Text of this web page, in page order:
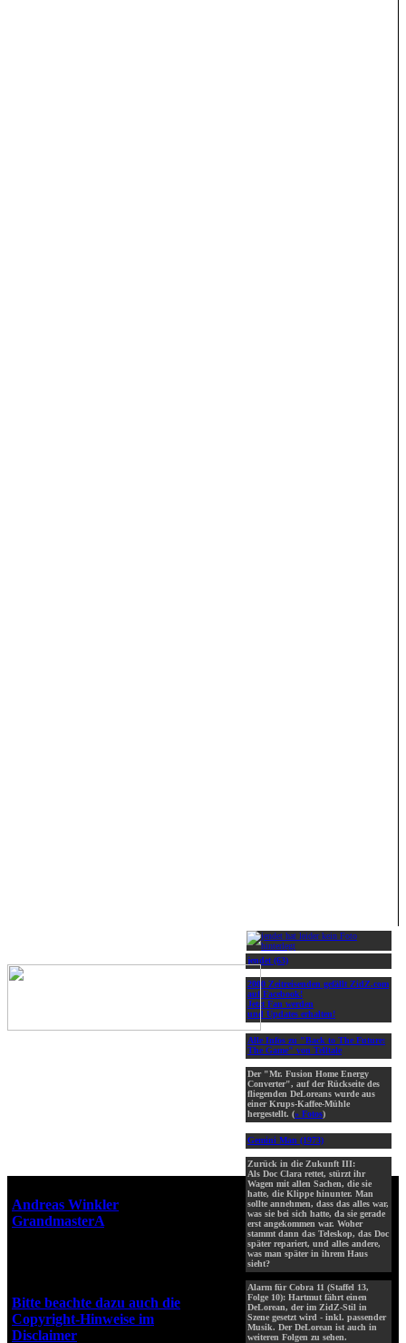
jendet (63)
2000 Zeitreisenden gefällt ZidZ.com
auf Facebook!
Jetzt Fan werden
und Updates erhalten!
Alle Infos zu "Back to The Future:
The Game" von Telltale
Der "Mr. Fusion Home Energy
Converter", auf der Rückseite des
fliegenden DeLoreans wurde aus
einer Krups-Kaffee-Mühle
hergestellt. (» Fotos)
Gemini Man (1973)
Zurück in die Zukunft III:
Als Doc Clara rettet, stürzt ihr
Wagen mit allen Sachen, die sie
hatte, die Klippe hinunter. Man
sollte annehmen, dass das alles war,
was sie bei sich hatte, da sie gerade
erst angekommen war. Woher
stammt dann das Teleskop, das Doc
später repariert, und alles andere,
was man später in ihrem Haus
sieht?
Alarm für Cobra 11 (Staffel 13,
Folge 10): Hartmut fährt einen
DeLorean, der im ZidZ-Stil in
Szene gesetzt wird - inkl. passender
Musik. Der DeLorean ist auch in
weiteren Folgen zu sehen.
Andreas Winkler
GrandmasterA
Bitte beachte dazu auch die
Copyright-Hinweise im
Disclaimer